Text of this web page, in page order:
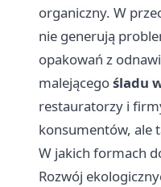
organiczny. W
nie generują
opakowań z
malejącegośladu
restauratorzy i
konsumentów, ale
W jakich formach
Rozwój